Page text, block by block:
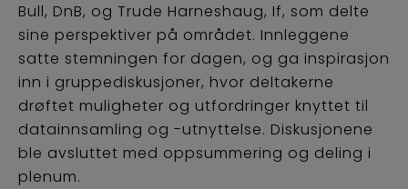
Bull, DnB, og Trude Harneshaug, If, som delte
sine perspektiver på området. Innleggene
satte stemningen for dagen, og ga inspirasjon
inn i gruppediskusjoner, hvor deltakerne
drøftet muligheter og utfordringer knyttet til
datainnsamling og -utnyttelse. Diskusjonene
ble avsluttet med oppsummering og deling i
plenum.